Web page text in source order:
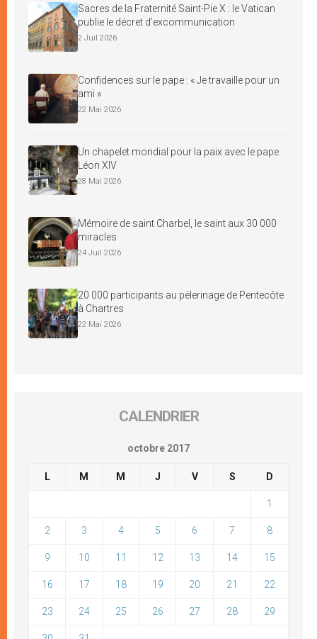
Sacres de la Fraternité Saint-Pie X : le Vatican
publie le décret d’excommunication
2 Juil 2026
Confidences sur le pape : « Je travaille pour un
ami »
22 Mai 2026
Un chapelet mondial pour la paix avec le pape
Léon XIV
28 Mai 2026
Mémoire de saint Charbel, le saint aux 30 000
miracles
24 Juil 2026
20 000 participants au pèlerinage de Pentecôte
à Chartres
22 Mai 2026
CALENDRIER
octobre 2017
L M M J V S D
1
2 3 4 5 6 7 8
9 10 11 12 13 14 15
16 17 18 19 20 21 22
23 24 25 26 27 28 29